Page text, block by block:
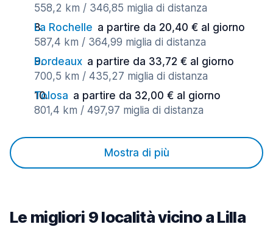
558,2 km / 346,85 miglia di distanza
La Rochelle a partire da 20,40 € al giorno
587,4 km / 364,99 miglia di distanza
Bordeaux a partire da 33,72 € al giorno
700,5 km / 435,27 miglia di distanza
Tolosa a partire da 32,00 € al giorno
801,4 km / 497,97 miglia di distanza
Mostra di più
Le migliori 9 località vicino a Lilla